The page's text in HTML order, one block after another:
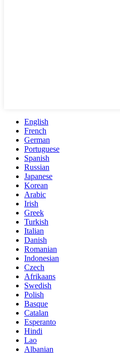
English
French
German
Portuguese
Spanish
Russian
Japanese
Korean
Arabic
Irish
Greek
Turkish
Italian
Danish
Romanian
Indonesian
Czech
Afrikaans
Swedish
Polish
Basque
Catalan
Esperanto
Hindi
Lao
Albanian